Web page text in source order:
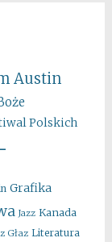
Austin
Polskich
Grafika
Jazz Kanada
Głaz Literatura